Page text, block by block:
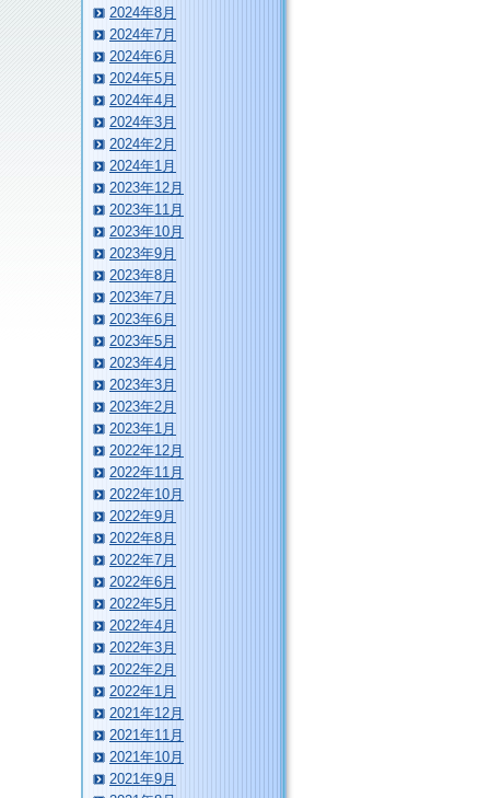
2024年8月
2024年7月
2024年6月
2024年5月
2024年4月
2024年3月
2024年2月
2024年1月
2023年12月
2023年11月
2023年10月
2023年9月
2023年8月
2023年7月
2023年6月
2023年5月
2023年4月
2023年3月
2023年2月
2023年1月
2022年12月
2022年11月
2022年10月
2022年9月
2022年8月
2022年7月
2022年6月
2022年5月
2022年4月
2022年3月
2022年2月
2022年1月
2021年12月
2021年11月
2021年10月
2021年9月